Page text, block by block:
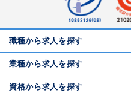
職種から求人を探す
業種から求人を探す
資格から求人を探す